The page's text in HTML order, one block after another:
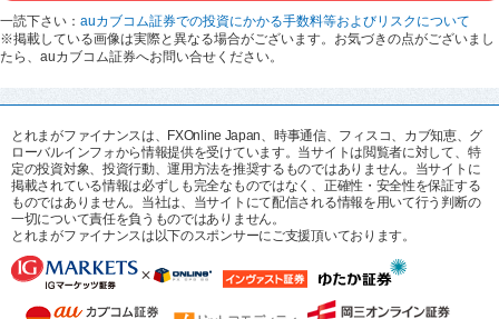
一読下さい： auカブコム証券での投資にかかる手数料等およびリスクについて
※掲載している画像は実際と異なる場合がございます。お気づきの点がございまし
たら、auカブコム証券へお問い合せください。
とれまがファイナンスは、FXOnline Japan、時事通信、フィスコ、カブ知恵、グ
ローバルインフォから情報提供を受けています。当サイトは閲覧者に対して、特
定の投資対象、投資行動、運用方法を推奨するものではありません。当サイトに
掲載されている情報は必ずしも完全なものではなく、正確性・安全性を保証する
ものではありません。当社は、当サイトにて配信される情報を用いて行う判断の
一切について責任を負うものではありません。
とれまがファイナンスは以下のスポンサーにご支援頂いております。